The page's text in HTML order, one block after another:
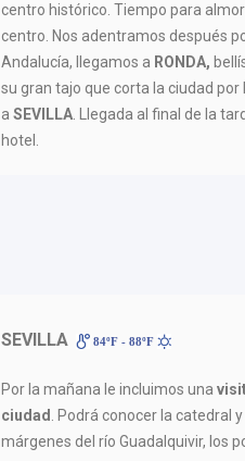
centro histórico. Tiempo para
centro. Nos adentramos después
Andalucía, llegamos a RONDA,
su gran tajo que corta la ciudad
aSEVILLA . Llegada al final de la
hotel.
SEVILLA 84ºF - 88ºF
Por la mañana le incluimos una
ciudad
. Podrá conocer la catedral
márgenes del río Guadalquivir, los